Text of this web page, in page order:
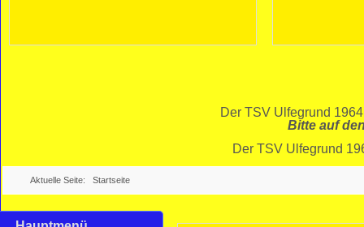
Der TSV Ulfegrund
Bitte auf
Der TSV Ulfegrund
Aktuelle Seite: Startseite